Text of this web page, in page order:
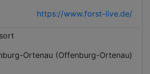
https://www.forst-live.de/
Ortenau (Offenburg-Ortenau)